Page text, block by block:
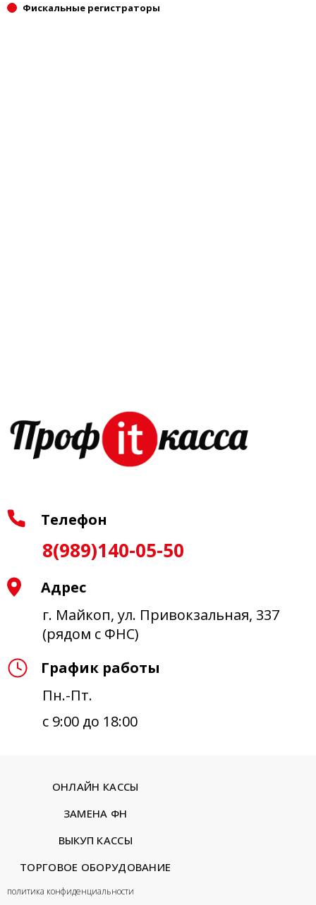
Фискальные регистраторы
Телефон
8(989)140-05-50
Адрес
г. Майкоп, ул. Привокзальная, 337
(рядом с ФНС)
График работы
Пн.-Пт.
с 9:00 до 18:00
ОНЛАЙН КАССЫ
ЗАМЕНА ФН
ВЫКУП КАССЫ
ТОРГОВОЕ ОБОРУДОВАНИЕ
политика конфиденциальности